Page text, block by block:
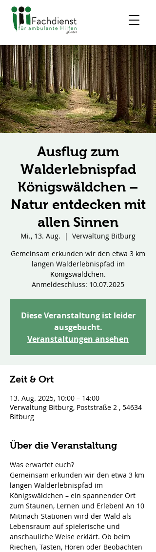
Ausflug zum
Walderlebnispfad
Königswäldchen –
Natur entdecken mit
allen Sinnen
Mi., 13. Aug.
  |
Verwaltung Bitburg
Gemeinsam erkunden wir den etwa 3 km
langen Walderlebnispfad im
Königswäldchen.
Anmeldeschluss: 10.07.2025
Diese Veranstaltung ist leider
ausgebucht.
Veranstaltungen ansehen
Zeit & Ort
13. Aug. 2025, 10:00 – 14:00
Verwaltung Bitburg, Poststraße 2 , 54634
Bitburg
Über die Veranstaltung
Was erwartet euch?
Gemeinsam erkunden wir den etwa 3 km
langen Walderlebnispfad im
Königswäldchen – ein spannender Ort
zum Staunen, Lernen und Erleben! An 10
Mitmach-Stationen wird der Wald als
Lebensraum auf spielerische und
anschauliche Weise erklärt. Ob beim
Riechen, Tasten, Hören oder Beobachten